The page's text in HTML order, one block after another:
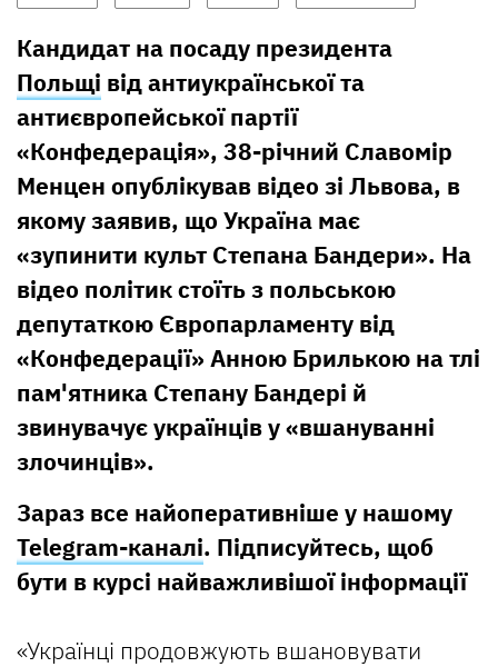
Кандидат на посаду президента
Польщі від антиукраїнської та
антиєвропейської партії
«Конфедерація», 38-річний Славомір
Менцен опублікував відео зі Львова, в
якому заявив, що Україна має
«зупинити культ Степана Бандери». На
відео політик стоїть з польською
депутаткою Європарламенту від
«Конфедерації» Анною Брилькою на тлі
пам'ятника Степану Бандері й
звинувачує українців у «вшануванні
злочинців».
Зараз все найоперативніше у нашому
Telegram-каналі. Підписуйтесь, щоб
бути в курсі найважливішої інформації
«Українці продовжують вшановувати